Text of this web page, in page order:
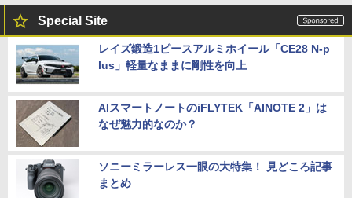
Special Site
レイズ鍛造1ピースアルミホイール「CE28 N-p
lus」軽量なままに剛性を向上
AIスマートノートのiFLYTEK「AINOTE 2」は
なぜ魅力的なのか？
ソニーミラーレス一眼の大特集！ 見どころ記事
まとめ